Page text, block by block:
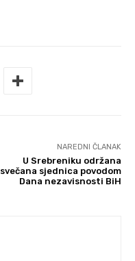
NAREDNI ČLANAK
U Srebreniku održana
svečana sjednica povodom
Dana nezavisnosti BiH